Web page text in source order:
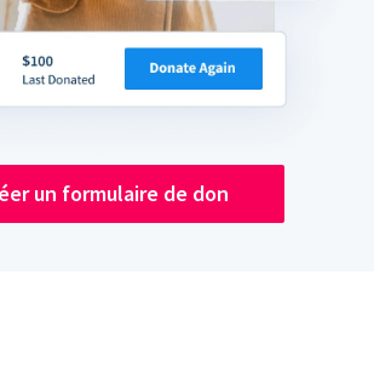
un formulaire de don